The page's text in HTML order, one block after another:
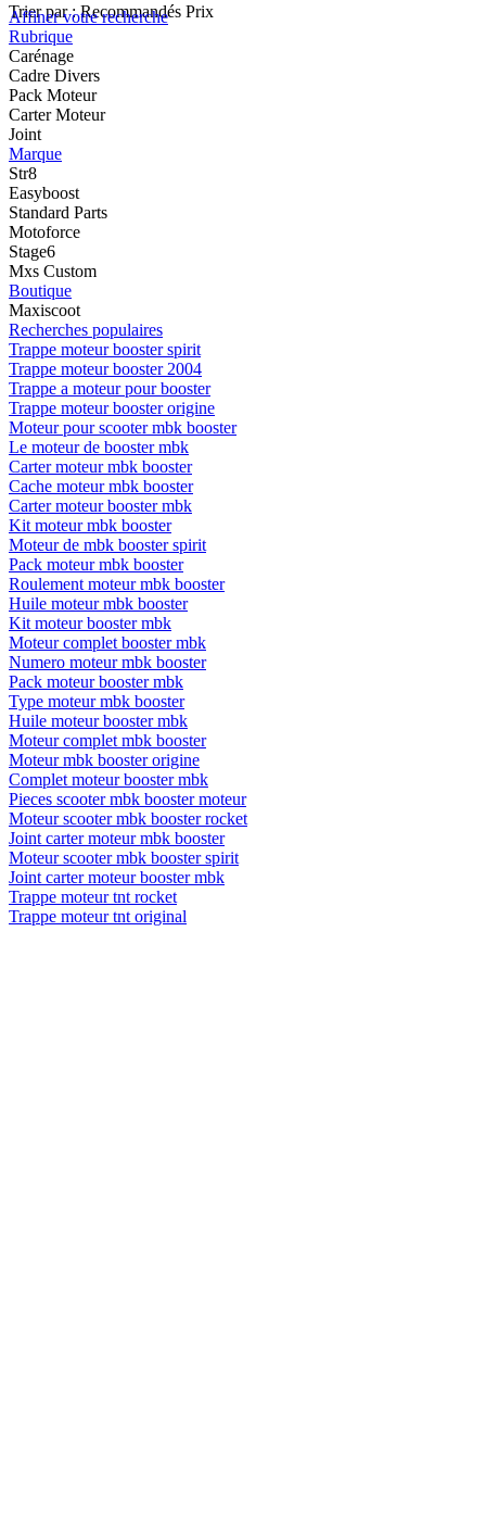
Trier par : Recommandés Prix
Affiner votre recherche
Rubrique
Carénage
Cadre Divers
Pack Moteur
Carter Moteur
Joint
Marque
Str8
Easyboost
Standard Parts
Motoforce
Stage6
Mxs Custom
Boutique
Maxiscoot
Recherches populaires
Trappe moteur booster spirit
Trappe moteur booster 2004
Trappe a moteur pour booster
Trappe moteur booster origine
Moteur pour scooter mbk booster
Le moteur de booster mbk
Carter moteur mbk booster
Cache moteur mbk booster
Carter moteur booster mbk
Kit moteur mbk booster
Moteur de mbk booster spirit
Pack moteur mbk booster
Roulement moteur mbk booster
Huile moteur mbk booster
Kit moteur booster mbk
Moteur complet booster mbk
Numero moteur mbk booster
Pack moteur booster mbk
Type moteur mbk booster
Huile moteur booster mbk
Moteur complet mbk booster
Moteur mbk booster origine
Complet moteur booster mbk
Pieces scooter mbk booster moteur
Moteur scooter mbk booster rocket
Joint carter moteur mbk booster
Moteur scooter mbk booster spirit
Joint carter moteur booster mbk
Trappe moteur tnt rocket
Trappe moteur tnt original